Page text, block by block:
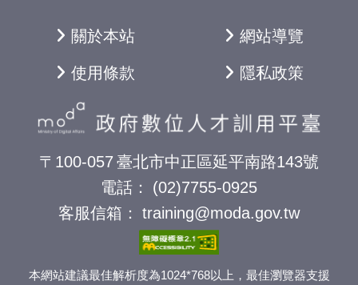
〒100-057 臺北市中正區延平南路143號
電話：
(02)7755-0925
客服信箱：
training@moda.gov.tw
本網站建議最佳解析度為1024*768以上，最佳瀏覽器支援
關於本站 網站導覽
使用條款 隱私政策